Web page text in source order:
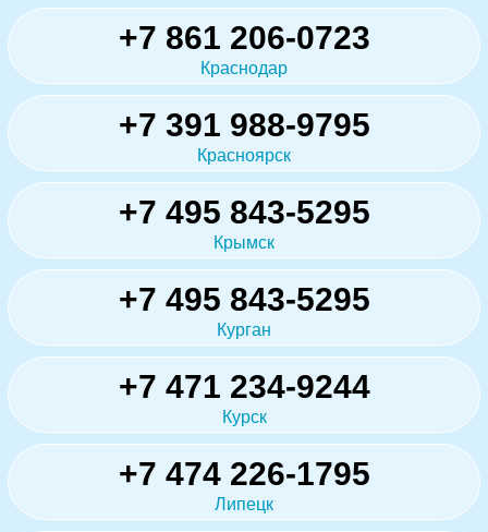
+7 861 206-0723
Краснодар
+7 391 988-9795
Красноярск
+7 495 843-5295
Крымск
+7 495 843-5295
Курган
+7 471 234-9244
Курск
+7 474 226-1795
Липецк